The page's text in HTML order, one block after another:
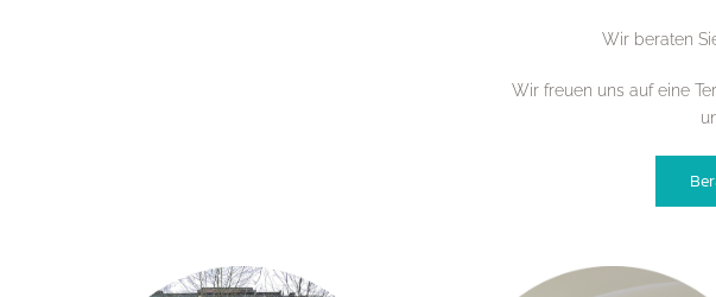
Wir beraten
Wir freuen uns auf eine